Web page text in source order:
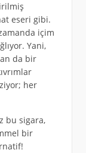
eseri gibi.
içim
Yani,
da bir
her
bu sigara,
bir